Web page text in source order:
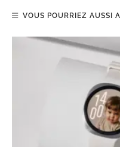
VOUS POURRIEZ AUSSI